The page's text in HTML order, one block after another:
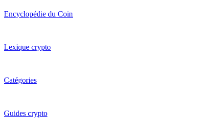
Encyclopédie du Coin
Lexique crypto
Catégories
Guides crypto